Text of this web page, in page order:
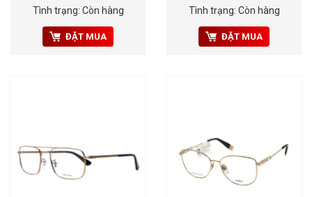
Tình trạng: Còn hàng
ĐẶT MUA
Tình trạng: Còn hàng
ĐẶT MUA